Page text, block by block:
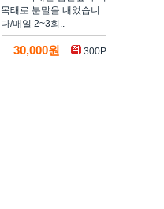
목태로 분말을 내었습니
다/매일 2~3회..
30,000원 300P